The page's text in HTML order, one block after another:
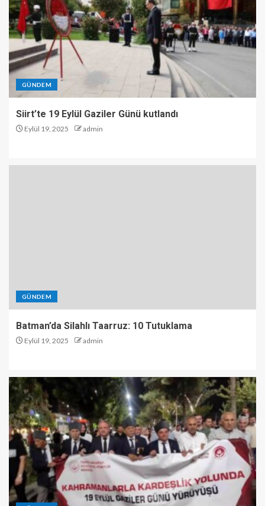
GÜNDEM
Siirt’te 19 Eylül Gaziler Günü kutlandı
Eylül 19, 2025 admin
GÜNDEM
Batman’da Silahlı Taarruz: 10 Tutuklama
Eylül 19, 2025 admin